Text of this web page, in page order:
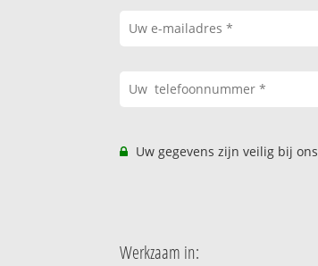
Uw gegevens zijn veilig bij
Werkzaam in: